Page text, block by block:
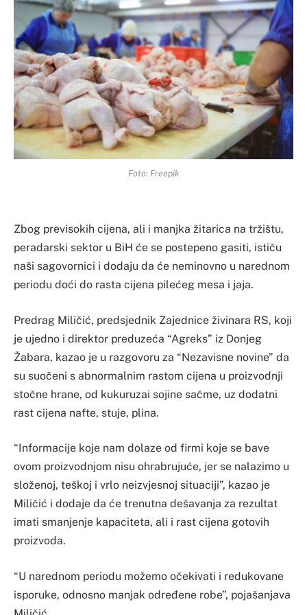
Foto: Freepik
Zbog previsokih cijena, ali i manjka žitarica na tržištu,
peradarski sektor u BiH će se postepeno gasiti, ističu
naši sagovornici i dodaju da će neminovno u narednom
periodu doći do rasta cijena pilećeg mesa i jaja.
Predrag Miličić, predsjednik Zajednice živinara RS, koji
je ujedno i direktor preduzeća “Agreks” iz Donjeg
Žabara, kazao je u razgovoru za “Nezavisne novine” da
su suočeni s abnormalnim rastom cijena u proizvodnji
stočne hrane, od kukuruzai sojine sačme, uz dodatni
rast cijena nafte, stuje, plina.
“Informacije koje nam dolaze od firmi koje se bave
ovom proizvodnjom nisu ohrabrujuće, jer se nalazimo u
složenoj, teškoj i vrlo neizvjesnoj situaciji”, kazao je
Miličić i dodaje da će trenutna dešavanja za rezultat
imati smanjenje kapaciteta, ali i rast cijena gotovih
proizvoda.
“U narednom periodu možemo očekivati i redukovane
isporuke, odnosno manjak određene robe”, pojašanjava